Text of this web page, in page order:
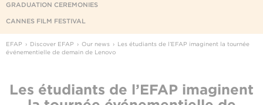
GRADUATION CEREMONIES
CANNES FILM FESTIVAL
EFAP Discover EFAP Our news
Les étudiants de l’EFAP imaginent la tournée
événementielle de demain de Lenovo
Les étudiants de l’EFAP imaginent